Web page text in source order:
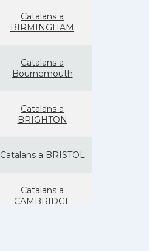
Catalans a
BIRMINGHAM
Catalans a
Bournemouth
Catalans a
BRIGHTON
Catalans a BRISTOL
Catalans a
CAMBRIDGE